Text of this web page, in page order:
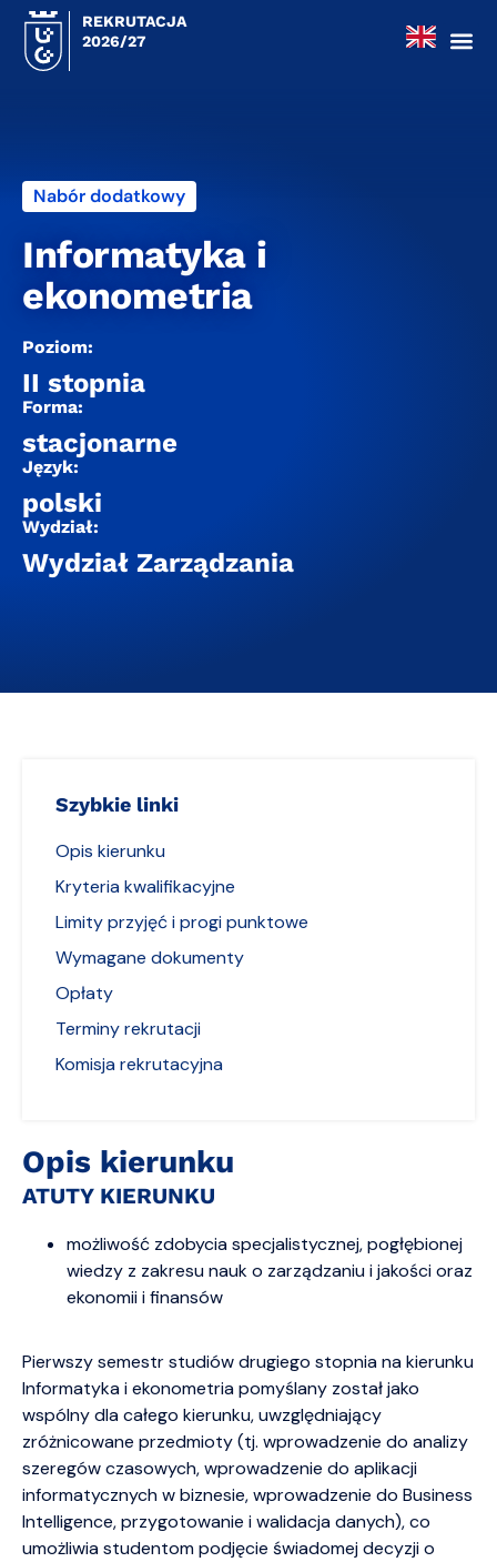
REKRUTACJA
2026/27
Nabór dodatkowy
Informatyka i
ekonometria
Poziom:
II stopnia
Forma:
stacjonarne
Język:
polski
Wydział:
Wydział Zarządzania
Opis kierunku
ATUTY KIERUNKU
możliwość zdobycia specjalistycznej, pogłębionej
wiedzy z zakresu nauk o zarządzaniu i jakości oraz
ekonomii i finansów
Pierwszy semestr studiów drugiego stopnia na kierunku
Informatyka i ekonometria pomyślany został jako
wspólny dla całego kierunku, uwzględniający
zróżnicowane przedmioty (tj. wprowadzenie do analizy
szeregów czasowych, wprowadzenie do aplikacji
informatycznych w biznesie, wprowadzenie do Business
Intelligence, przygotowanie i walidacja danych), co
umożliwia studentom podjęcie świadomej decyzji o
Szybkie linki
Opis kierunku
Kryteria kwalifikacyjne
Limity przyjęć i progi punktowe
Wymagane dokumenty
Opłaty
Terminy rekrutacji
Komisja rekrutacyjna